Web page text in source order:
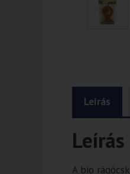
Leírás
Leírás
A bio